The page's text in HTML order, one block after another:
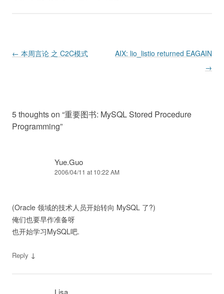
Post navigation
← 本周言论 之 C2C模式
AIX: lio_listio returned EAGAIN
→
5 thoughts on “重要图书: MySQL Stored Procedure
Programming”
Yue.Guo
2006/04/11 at 10:22 AM
(Oracle 领域的技术人员开始转向 MySQL 了?)
俺们也要早作准备呀
也开始学习MySQL吧.
Reply ↓
Lisa